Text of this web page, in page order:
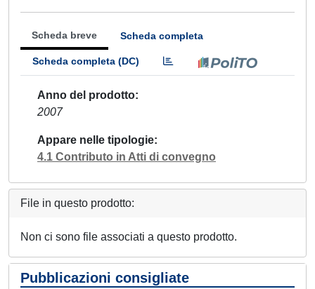
Scheda breve Scheda completa
Scheda completa (DC)
Anno del prodotto
2007
Appare nelle tipologie
4.1 Contributo in Atti di convegno
File in questo prodotto:
Non ci sono file associati a questo prodotto.
Pubblicazioni consigliate